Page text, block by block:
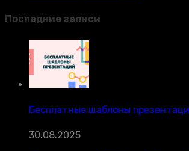
Последние записи
Бесплатные шаблоны
30.08.2025